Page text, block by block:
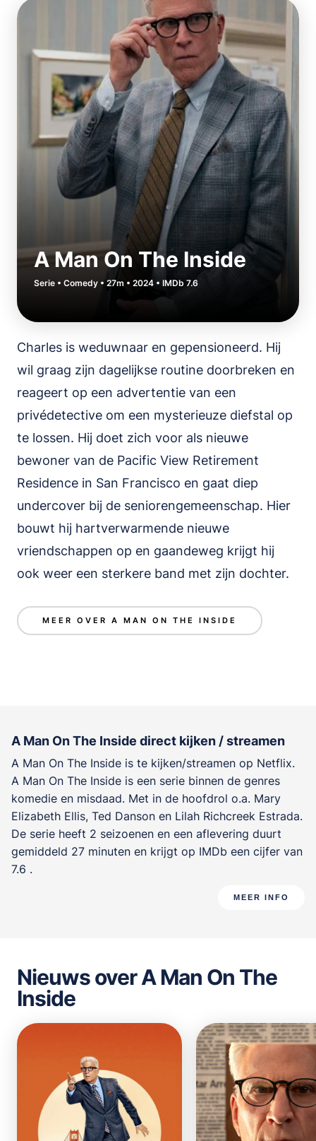
A Man On The Inside
Serie • Comedy • 27m • 2024 • IMDb 7.6
Charles is weduwnaar en gepensioneerd. Hij
wil graag zijn dagelijkse routine doorbreken en
reageert op een advertentie van een
privédetective om een ​​mysterieuze diefstal op
te lossen. Hij doet zich voor als nieuwe
bewoner van de Pacific View Retirement
Residence in San Francisco en gaat diep
undercover bij de seniorengemeenschap. Hier
bouwt hij hartverwarmende nieuwe
vriendschappen op en gaandeweg krijgt hij
ook weer een sterkere band met zijn dochter.
MEER OVER A MAN ON THE INSIDE
A Man On The Inside direct kijken / streamen
A Man On The Inside is te kijken/streamen op Netflix.
A Man On The Inside is een serie binnen de genres
komedie en misdaad. Met in de hoofdrol o.a. Mary
Elizabeth Ellis, Ted Danson en Lilah Richcreek Estrada.
De serie heeft 2 seizoenen en een aflevering duurt
gemiddeld 27 minuten en krijgt op IMDb een cijfer van
7.6 .
MEER INFO
Nieuws over A Man On The
Inside